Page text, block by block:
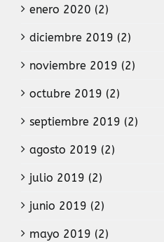
enero 2020 (2)
diciembre 2019 (2)
noviembre 2019 (2)
octubre 2019 (2)
septiembre 2019 (2)
agosto 2019 (2)
julio 2019 (2)
junio 2019 (2)
mayo 2019 (2)